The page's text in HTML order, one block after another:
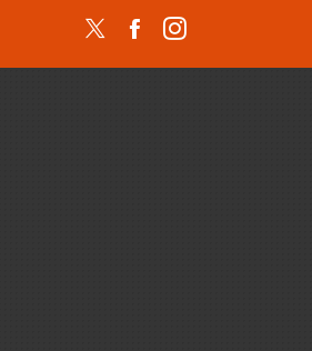
Twitter Facebook